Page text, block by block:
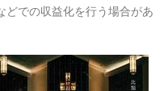
どでの収益化を行う場合があ